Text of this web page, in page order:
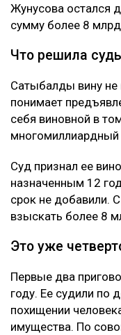
Жунусова остался
сумму более 8 млрд
Что решила
Сатыбалды вину не
понимает
себя виновной в
Суд признал ее
назначенным 12
срок не добавили.
взыскать более 8
Это уже
Первые два
году. Ее судили по
похищении
имущества. По